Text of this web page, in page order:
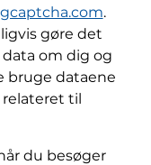
.
gøre det
om dig og
bruge dataene
til
du besøger